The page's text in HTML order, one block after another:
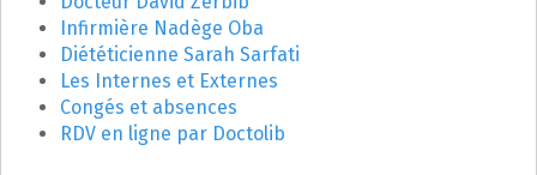
o
n
d
r
:
Infirmière Nadège Oba
Diététicienne Sarah Sarfati
Les Internes et Externes
Congés et absences
RDV en ligne par Doctolib